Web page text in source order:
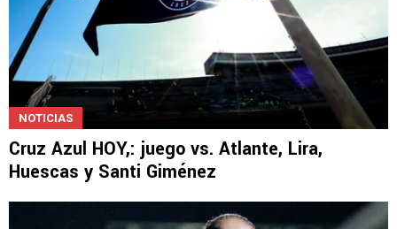
NOTICIAS
Cruz Azul HOY,: juego vs. Atlante, Lira,
Huescas y Santi Giménez